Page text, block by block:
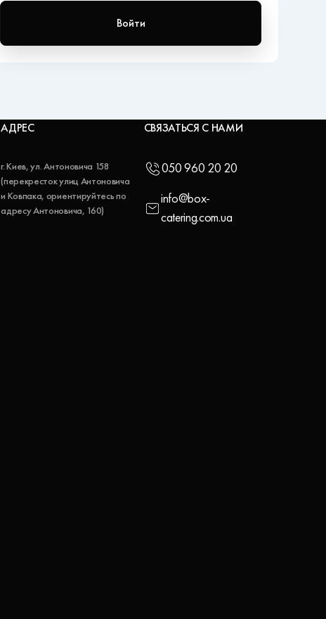
Войти
АДРЕС
г. Киев, ул. Антоновича 158
(перекресток улиц Антоновича
и Ковпака, ориентируйтесь по
адресу Антоновича, 160)
СВЯЗАТЬСЯ С НАМИ
050 960 20 20
info@box-
catering.com.ua